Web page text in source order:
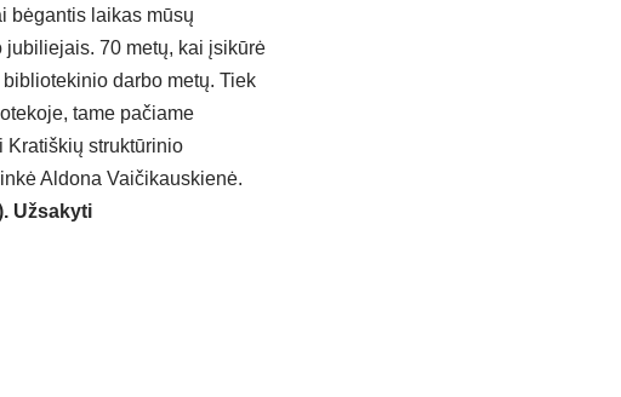
bėgantis laikas mūsų
70 metų, kai įsikūrė
darbo metų. Tiek
tame pačiame
Kratiškių struktūrinio
Aldona Vaičikauskienė.
Užsakyti